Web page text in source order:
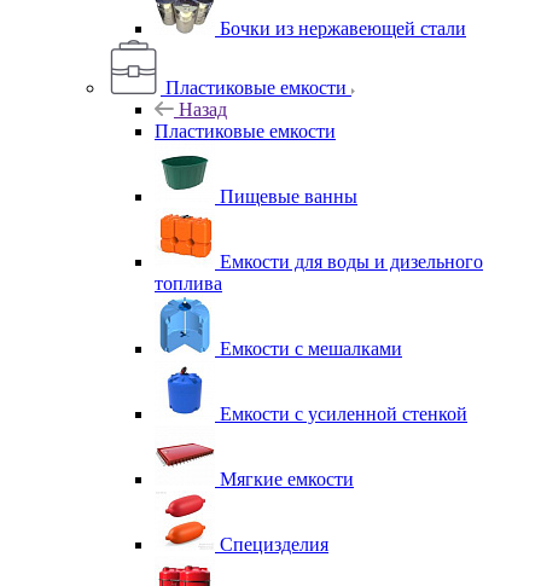
Бочки из нержавеющей стали
Пластиковые емкости
Назад
Пластиковые емкости
Пищевые ванны
Емкости для воды и дизельного
топлива
Емкости с мешалками
Емкости с усиленной стенкой
Мягкие емкости
Специзделия